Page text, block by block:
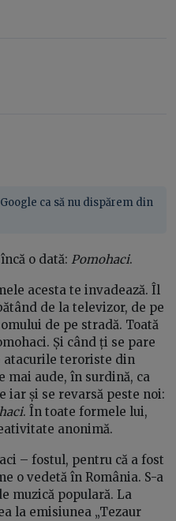
ca să nu dispărem din
o dată: Pomohaci.
acesta te invadează. Îl
de la televizor, de pe
de pe stradă. Toată
Și când ți se pare
atacurile teroriste din
mai aude, în surdină, ca
iar și se revarsă peste noi:
. În toate formele lui,
anonimă.
– fostul, pentru că a fost
o vedetă în România. S-a
muzică populară. La
la emisiunea „Tezaur